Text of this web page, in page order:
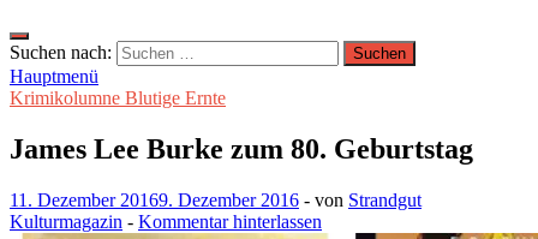
Suchen nach:
Hauptmenü
Krimikolumne Blutige Ernte
James Lee Burke zum 80. Geburtstag
11. Dezember 20169. Dezember 2016 - von Strandgut
Kulturmagazin - Kommentar hinterlassen